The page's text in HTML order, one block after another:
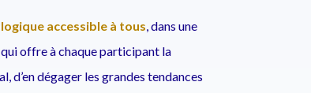
accessible à tous, dans une
offre à chaque participant la
d’en dégager les grandes tendances